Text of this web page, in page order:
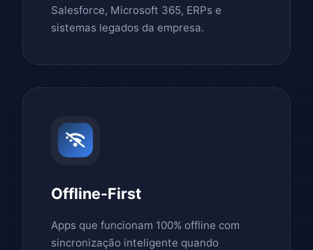
Salesforce, Microsoft 365, ERPs e
sistemas legados da empresa.
Offline-First
Apps que funcionam 100% offline com
sincronização inteligente quando